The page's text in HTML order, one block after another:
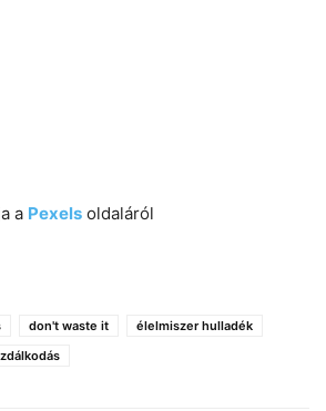
a Pexels oldaláról
don't waste it
élelmiszer hulladék